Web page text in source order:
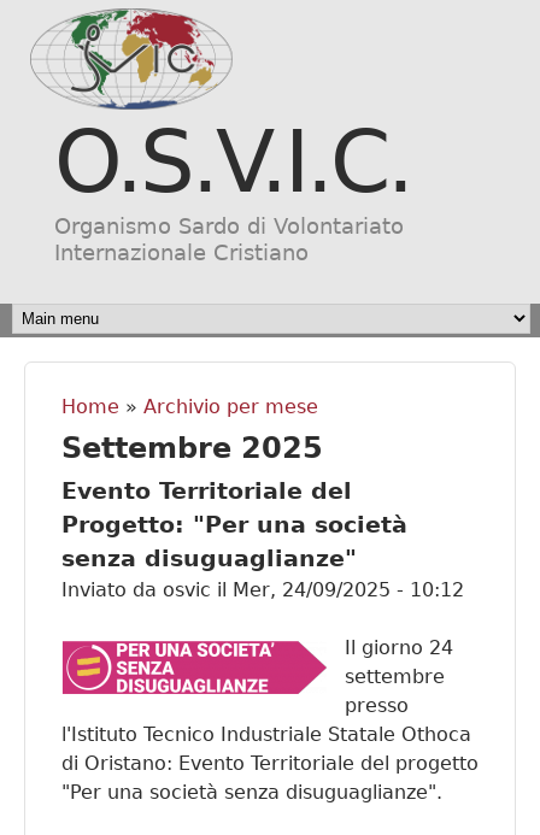
Salta al contenuto
principale
O.S.V.I.C.
Organismo Sardo di Volontariato
Internazionale Cristiano
MAIN MENU
Tu sei qui
Home » Archivio per mese
Settembre 2025
Evento Territoriale del
Progetto: "Per una società
senza disuguaglianze"
Inviato da osvic il Mer, 24/09/2025 - 10:12
Il giorno 24
settembre
presso
l'Istituto Tecnico Industriale Statale Othoca
di Oristano: Evento Territoriale del progetto
"Per una società senza disuguaglianze".